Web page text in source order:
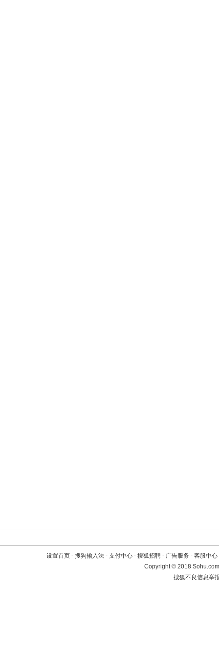
设置首页 - 搜狗输入法 - 支付中心 - 搜狐招聘 - 广告服务 - 客服中心
Copyright©2018
搜狐不良信息举